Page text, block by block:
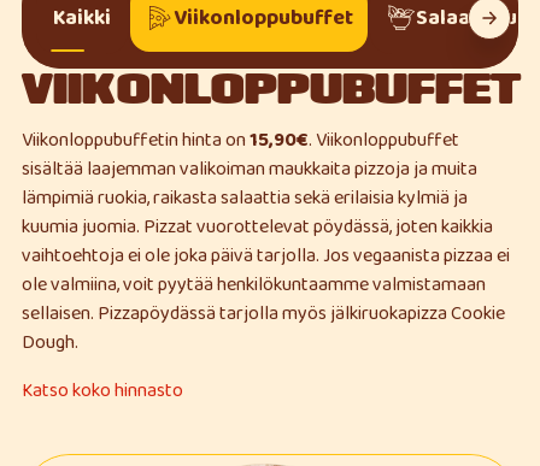
Kaikki Viikonloppubuffet
VIIKONLOPPUBUFFET
Viikonloppubuffetin hinta on15,90€. Viikonloppubuffet
sisältää laajemman valikoiman maukkaita pizzoja ja muita
lämpimiä ruokia, raikasta salaattia sekä erilaisia kylmiä ja
kuumia juomia. Pizzat vuorottelevat pöydässä, joten kaikkia
vaihtoehtoja ei ole joka päivä tarjolla. Jos vegaanista pizzaa ei
ole valmiina, voit pyytää henkilökuntaamme valmistamaan
sellaisen. Pizzapöydässä tarjolla myös jälkiruokapizza Cookie
Dough.
Katso koko hinnasto